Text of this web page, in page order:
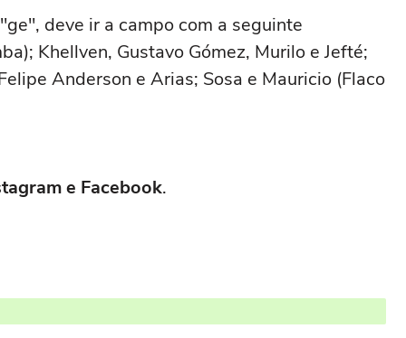
deve ir a campo com a seguinte
Khellven, Gustavo Gómez, Murilo e Jefté;
Anderson e Arias; Sosa e Mauricio (Flaco
e Facebook.